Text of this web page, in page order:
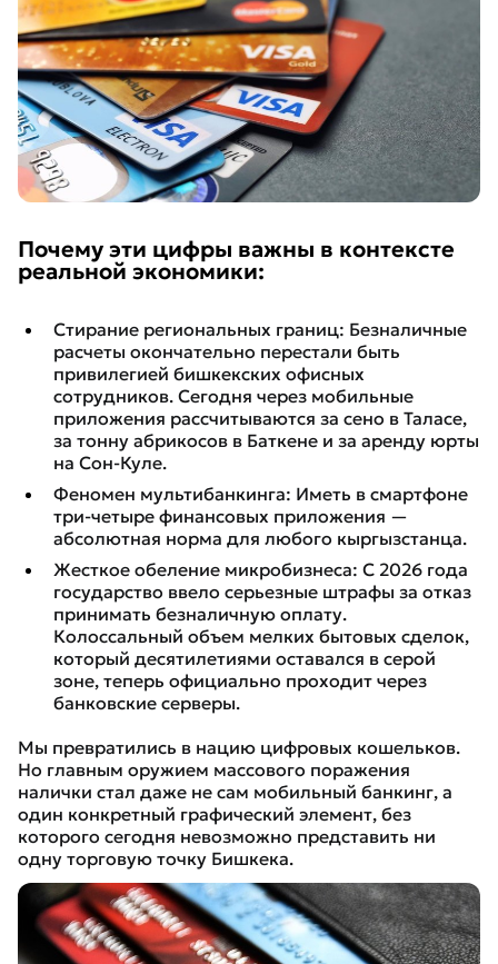
Почему эти цифры важны в контексте
реальной экономики:
Стирание региональных границ: Безналичные
расчеты окончательно перестали быть
привилегией бишкекских офисных
сотрудников. Сегодня через мобильные
приложения рассчитываются за сено в Таласе,
за тонну абрикосов в Баткене и за аренду юрты
на Сон-Куле.
Феномен мультибанкинга: Иметь в смартфоне
три-четыре финансовых приложения —
абсолютная норма для любого кыргызстанца.
Жесткое обеление микробизнеса: С 2026 года
государство ввело серьезные штрафы за отказ
принимать безналичную оплату.
Колоссальный объем мелких бытовых сделок,
который десятилетиями оставался в серой
зоне, теперь официально проходит через
банковские серверы.
Мы превратились в нацию цифровых кошельков.
Но главным оружием массового поражения
налички стал даже не сам мобильный банкинг, а
один конкретный графический элемент, без
которого сегодня невозможно представить ни
одну торговую точку Бишкека.